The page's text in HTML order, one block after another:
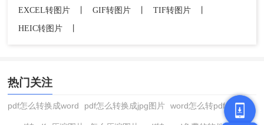
EXCEL转图片
GIF转图片 TIF转图片
HEIC转图片
热门关注
pdf怎么转换成word pdf怎么转换成jpg图片 word怎么转pdf